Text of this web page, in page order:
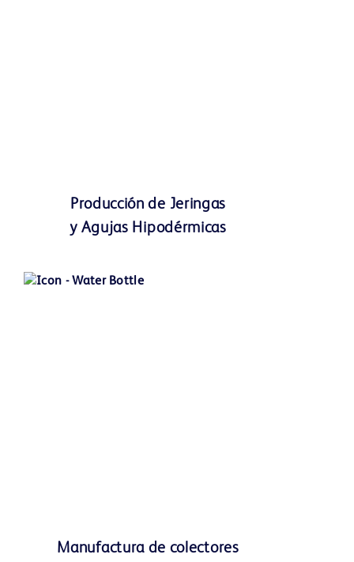
Producción de Jeringas
y Agujas Hipodérmicas
Manufactura de colectores